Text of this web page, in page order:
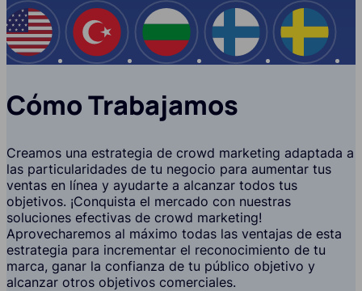
EE.UU Turquía Bulgaria Finlandia Suecia
Cómo Trabajamos
Creamos una estrategia de crowd marketing adaptada a
las particularidades de tu negocio para aumentar tus
ventas en línea y ayudarte a alcanzar todos tus
objetivos. ¡Conquista el mercado con nuestras
soluciones efectivas de crowd marketing!
Aprovecharemos al máximo todas las ventajas de esta
estrategia para incrementar el reconocimiento de tu
marca, ganar la confianza de tu público objetivo y
alcanzar otros objetivos comerciales.